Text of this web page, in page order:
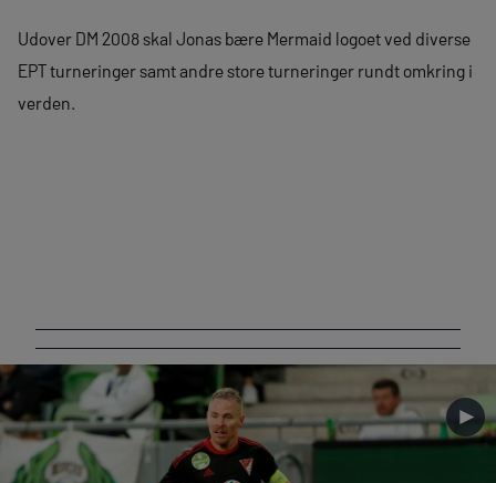
Udover DM 2008 skal Jonas bære Mermaid logoet ved diverse
EPT turneringer samt andre store turneringer rundt omkring i
verden.
►